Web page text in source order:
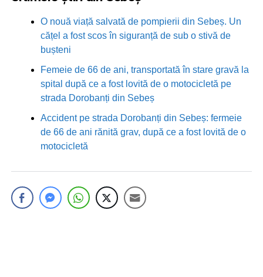
O nouă viață salvată de pompierii din Sebeș. Un
cățel a fost scos în siguranță de sub o stivă de
bușteni
Femeie de 66 de ani, transportată în stare gravă la
spital după ce a fost lovită de o motocicletă pe
strada Dorobanți din Sebeș
Accident pe strada Dorobanți din Sebeș: fermeie
de 66 de ani rănită grav, după ce a fost lovită de o
motocicletă